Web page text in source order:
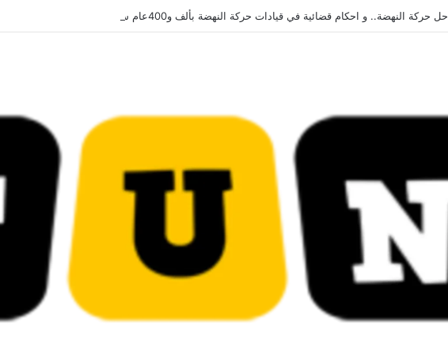
حل حركة النهضة.. و احكام قضائية في قيادات حركة النهضة بألف و400عام سجــن……